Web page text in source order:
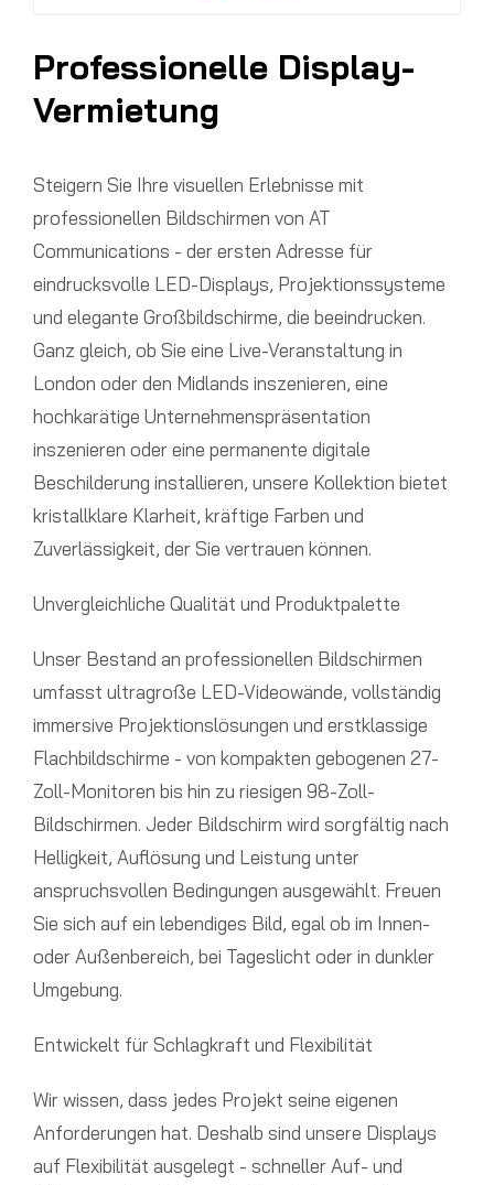
Professionelle Display-
Vermietung
Steigern Sie Ihre visuellen Erlebnisse mit
professionellen Bildschirmen von AT
Communications - der ersten Adresse für
eindrucksvolle LED-Displays, Projektionssysteme
und elegante Großbildschirme, die beeindrucken.
Ganz gleich, ob Sie eine Live-Veranstaltung in
London oder den Midlands inszenieren, eine
hochkarätige Unternehmenspräsentation
inszenieren oder eine permanente digitale
Beschilderung installieren, unsere Kollektion bietet
kristallklare Klarheit, kräftige Farben und
Zuverlässigkeit, der Sie vertrauen können.
Unvergleichliche Qualität und Produktpalette
Unser Bestand an professionellen Bildschirmen
umfasst ultragroße LED-Videowände, vollständig
immersive Projektionslösungen und erstklassige
Flachbildschirme - von kompakten gebogenen 27-
Zoll-Monitoren bis hin zu riesigen 98-Zoll-
Bildschirmen. Jeder Bildschirm wird sorgfältig nach
Helligkeit, Auflösung und Leistung unter
anspruchsvollen Bedingungen ausgewählt. Freuen
Sie sich auf ein lebendiges Bild, egal ob im Innen-
oder Außenbereich, bei Tageslicht oder in dunkler
Umgebung.
Entwickelt für Schlagkraft und Flexibilität
Wir wissen, dass jedes Projekt seine eigenen
Anforderungen hat. Deshalb sind unsere Displays
auf Flexibilität ausgelegt - schneller Auf- und